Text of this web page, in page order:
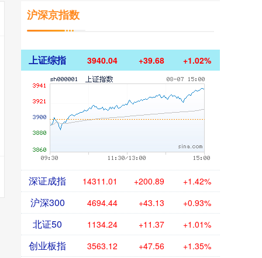
沪深京指数
上证综指 3940.04 +39.68 +1.02%
深证成指 14311.01 +200.89 +1.42%
沪深300 4694.44 +43.13 +0.93%
北证50 1134.24 +11.37 +1.01%
创业板指 3563.12 +47.56 +1.35%